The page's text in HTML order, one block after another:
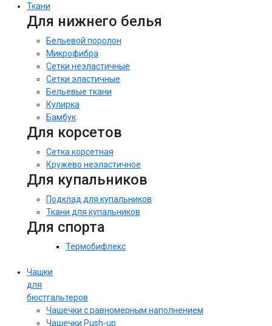
Ткани
Для нижнего белья
Бельевой поролон
Микрофибра
Сетки неэластичные
Сетки эластичные
Бельевые ткани
Кулирка
Бамбук
Для корсетов
Сетка корсетная
Кружево неэластичное
Для купальников
Подклад для купальников
Ткани для купальников
Для спорта
Термобифлекс
Чашки
для
бюстгальтеров
Чашечки с равномерным наполнением
Чашечки Push-up